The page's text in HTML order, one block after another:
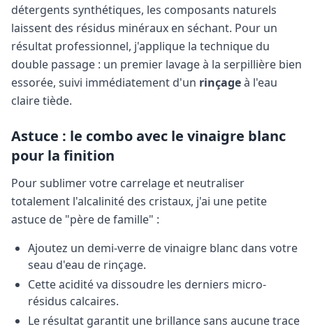
détergents synthétiques, les composants naturels
laissent des résidus minéraux en séchant. Pour un
résultat professionnel, j'applique la technique du
double passage : un premier lavage à la serpillière bien
essorée, suivi immédiatement d'un rinçageà l'eau
claire tiède.
Astuce : le combo avec le vinaigre blanc
pour la finition
Pour sublimer votre carrelage et neutraliser
totalement l'alcalinité des cristaux, j'ai une petite
astuce de "père de famille" :
Ajoutez un demi-verre de vinaigre blanc dans votre
seau d'eau de rinçage.
Cette acidité va dissoudre les derniers micro-
résidus calcaires.
Le résultat garantit une brillance sans aucune trace